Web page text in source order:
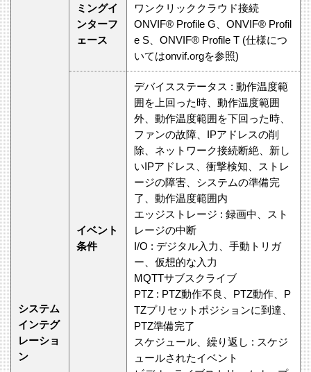
システム
インテグ
レーショ
ン
ミングイ
ンターフ
ェース
ワンクリッククラウド接続
ONVIF® Profile G、ONVIF® Profil
e S、ONVIF® Profile T (仕様につ
いてはonvif.orgを参照)
イベント
条件
デバイスステータス : 動作温度範
囲を上回った時、動作温度範囲
外、動作温度範囲を下回った時、
ファンの故障、IPアドレスの削
除、ネットワーク接続断絶、新し
いIPアドレス、衝撃検知、ストレ
ージの障害、システムの準備完
了、動作温度範囲内
エッジストレージ : 録画中、スト
レージの中断
I/O : デジタル入力、手動トリガ
ー、仮想的な入力
MQTTサブスクライブ
PTZ : PTZ動作不良、PTZ動作、P
TZプリセットポジションに到達、
PTZ準備完了
スケジュール、繰り返し : スケジ
ュールされたイベント